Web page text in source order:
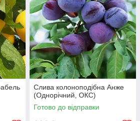
Слива колоноподібна Анже
(Однорічний, ОКС)
Готово до відправки